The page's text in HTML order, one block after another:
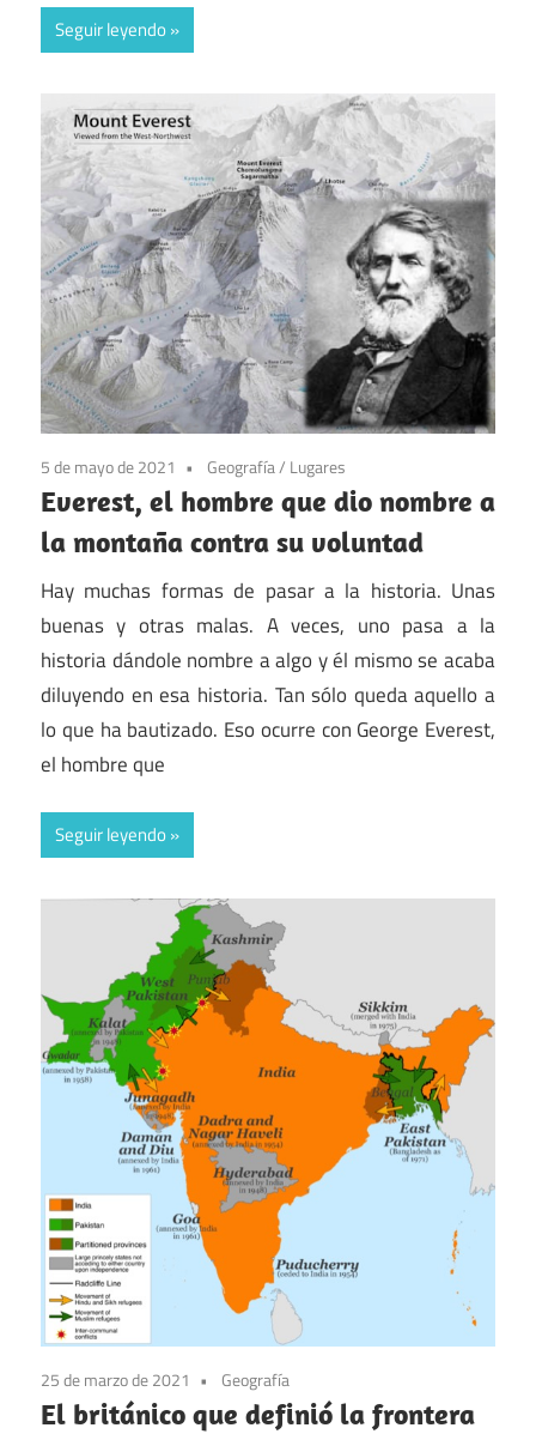
Seguir leyendo
5 de mayo de 2021 Geografía/ Lugares
Everest, el hombre que dio nombre a
la montaña contra su voluntad
Hay muchas formas de pasar a la historia. Unas
buenas y otras malas. A veces, uno pasa a la
historia dándole nombre a algo y él mismo se acaba
diluyendo en esa historia. Tan sólo queda aquello a
lo que ha bautizado. Eso ocurre con George Everest,
el hombre que
Seguir leyendo
25 de marzo de 2021 Geografía
El británico que definió la frontera